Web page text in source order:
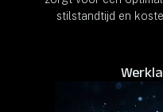
stilstandtijd en